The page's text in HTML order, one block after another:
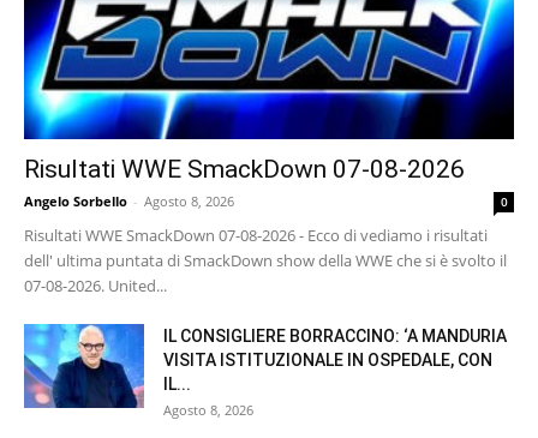
Risultati WWE SmackDown 07-08-2026
Angelo Sorbello - Agosto 8, 2026 0
Risultati WWE SmackDown 07-08-2026 - Ecco di vediamo i risultati
dell' ultima puntata di SmackDown show della WWE che si è svolto il
07-08-2026. United...
IL CONSIGLIERE BORRACCINO: ‘A MANDURIA
VISITA ISTITUZIONALE IN OSPEDALE, CON
IL...
Agosto 8, 2026